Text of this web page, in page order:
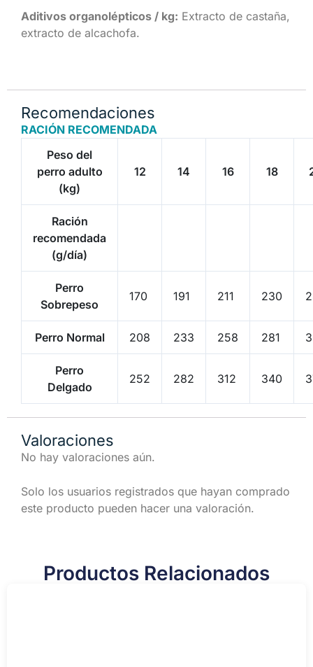
Aditivos organolépticos / kg: Extracto de castaña,
extracto de alcachofa.
Recomendaciones
RACIÓN RECOMENDADA
Peso del
perro adulto
(kg)
12 14 16 18
Ración
recomendada
(g/día)
Perro
Sobrepeso
170 191 211 230
Perro Normal 208 233 258 281
Perro
Delgado
252 282 312 340
Valoraciones
No hay valoraciones aún.
Solo los usuarios registrados que hayan comprado
este producto pueden hacer una valoración.
Productos Relacionados